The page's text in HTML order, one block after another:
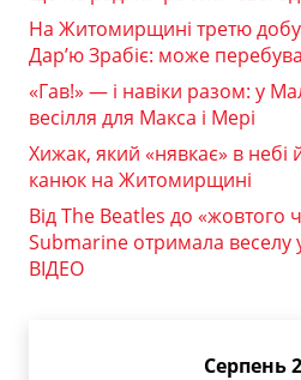
На Житомирщині третю
Дар’ю Зрабіє: може
«Гав!» — і навіки разом: у
весілля для Макса і Мері
Хижак, який «нявкає» в
канюк на Житомирщині
Від The Beatles до «жовтого
Submarine отримала веселу
ВІДЕО
Серпень